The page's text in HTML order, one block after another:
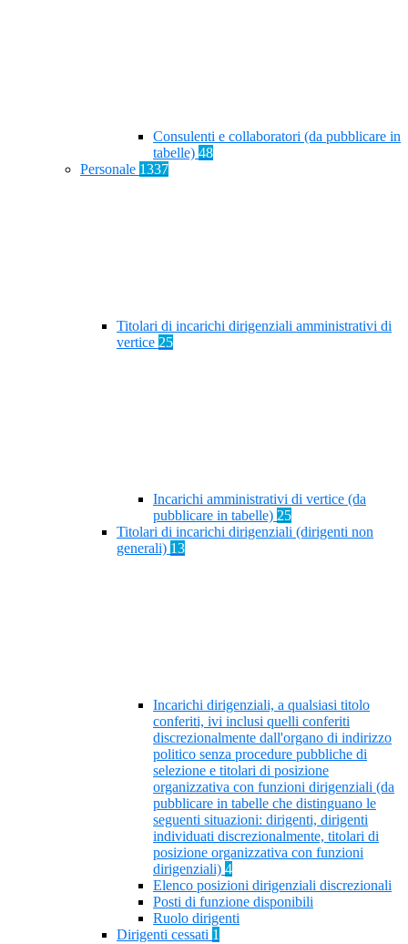
Consulenti e collaboratori (da pubblicare in
tabelle) 48
Personale 1337
Titolari di incarichi dirigenziali amministrativi di
vertice 25
Incarichi amministrativi di vertice (da
pubblicare in tabelle) 25
Titolari di incarichi dirigenziali (dirigenti non
generali) 13
Incarichi dirigenziali, a qualsiasi titolo
conferiti, ivi inclusi quelli conferiti
discrezionalmente dall'organo di indirizzo
politico senza procedure pubbliche di
selezione e titolari di posizione
organizzativa con funzioni dirigenziali (da
pubblicare in tabelle che distinguano le
seguenti situazioni: dirigenti, dirigenti
individuati discrezionalmente, titolari di
posizione organizzativa con funzioni
dirigenziali) 4
Elenco posizioni dirigenziali discrezionali
Posti di funzione disponibili
Ruolo dirigenti
Dirigenti cessati 1